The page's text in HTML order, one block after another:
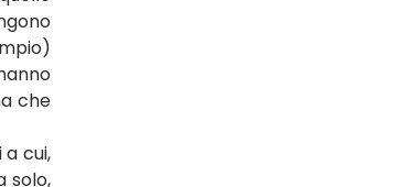
che
cui,
solo,